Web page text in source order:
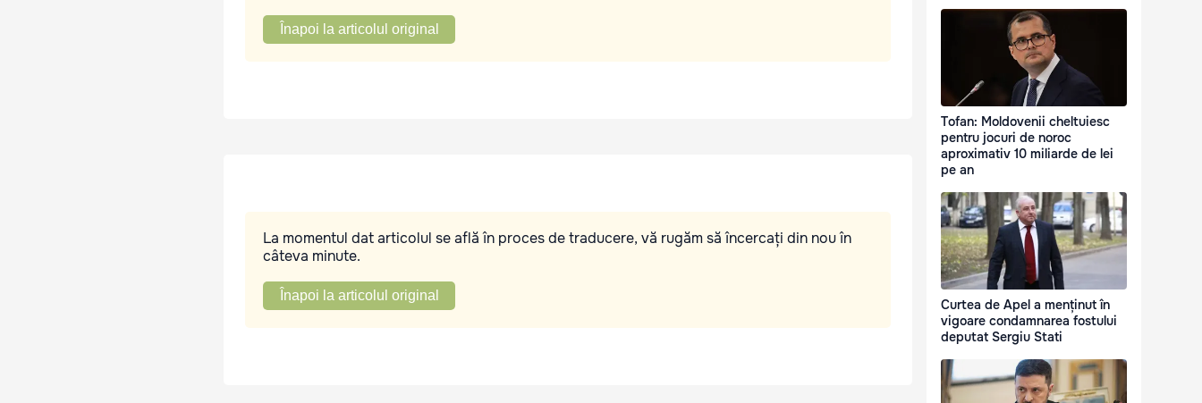
Înapoi la articolul original
La momentul dat articolul se află în proces de traducere, vă rugăm să încercați din nou în
câteva minute.
Înapoi la articolul original
Tofan: Moldovenii cheltuiesc
pentru jocuri de noroc
aproximativ 10 miliarde de lei
pe an
Curtea de Apel a menținut în
vigoare condamnarea fostului
deputat Sergiu Stati